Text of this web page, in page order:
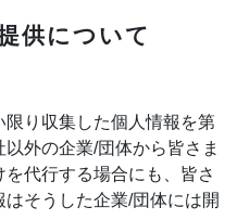
供について
り収集した個人情報を第
外の企業/団体から皆さま
代行する場合にも、皆さ
そうした企業/団体には開